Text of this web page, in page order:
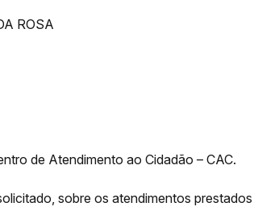
ROSA
de Atendimento ao Cidadão – CAC.
sobre os atendimentos prestados